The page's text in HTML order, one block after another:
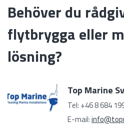
Behöver du
flytbrygga eller
lösning?
Top Marine
Tel: +46 8 684
E-mail: